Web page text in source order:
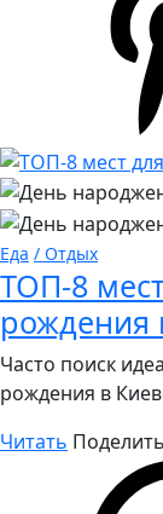
Еда / Отдых
ТОП-8
рождения
Часто поиск
рождения в
Читать